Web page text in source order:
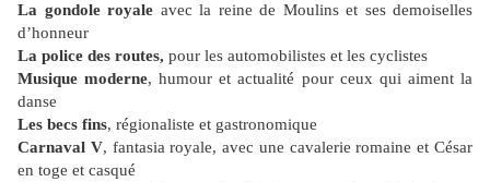
La gondole royale avec la reine de Moulins et ses demoiselles
d’honneur
La police des routes, pour les automobilistes et les cyclistes
Musique moderne, humour et actualité pour ceux qui aiment la
danse
Les becs fins, régionaliste et gastronomique
Carnaval V, fantasia royale, avec une cavalerie romaine et César
en toge et casqué